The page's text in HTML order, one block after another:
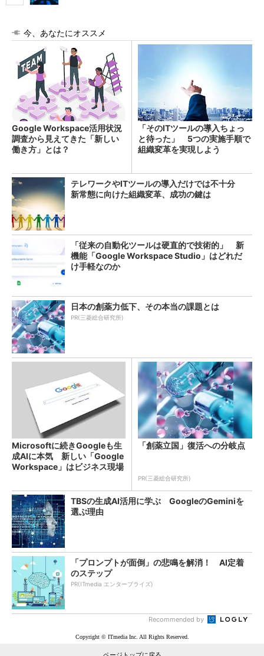
今、あなたにオススメ
Google Workspace活用状況
調査から見えてきた「新しい
働き方」とは？
「そのITツールの導入ちょっ
と待った」 5つの実施手順で
組織変革を実現しよう
テレワークやITツールの導入だけでは不十分
新常態に向けた組織変革、成功の鍵は
「従来の自動化ツールは硬直的で技術的」 新
機能「Google Workspace Studio」はどれだ
け手軽なのか
日本の創薬力低下、その本当の課題とは
PR(三菱総合研究所)
Microsoftに続きGoogleも生
成AIに本気 新しい「Google
Workspace」はビジネス現場
「創薬立国」復活への分岐点
PR(三菱総合研究所)
TBSの生成AI活用に学ぶ GoogleのGeminiを
選ぶ理由
「プロンプトが面倒」の悲鳴を解消！ AI定着
のステップ
PR(ITmedia エンタープライズ)
Recommended by
Copyright © ITmedia Inc. All Rights Reserved.